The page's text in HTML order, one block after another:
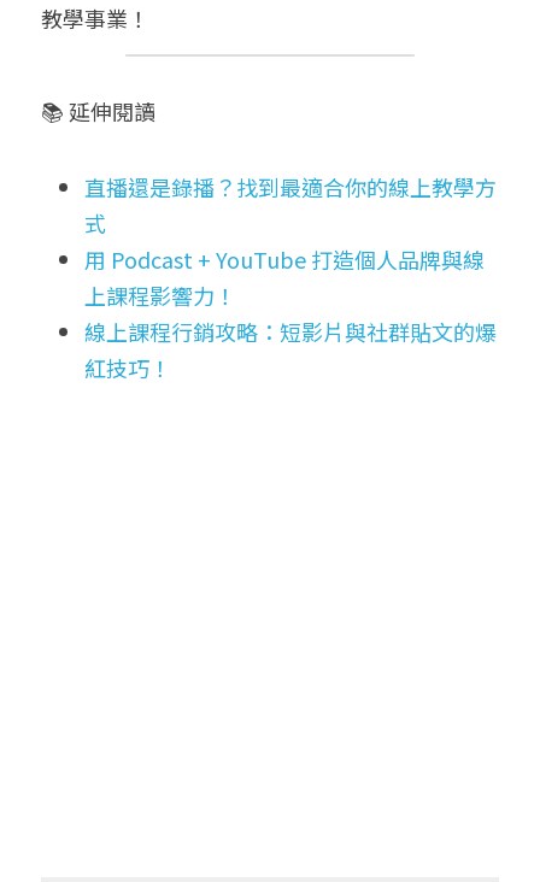
教學事業！
📚 延伸閱讀
直播還是錄播？找到最適合你的線上教學方
式
用 Podcast + YouTube 打造個人品牌與線
上課程影響力！
線上課程行銷攻略：短影片與社群貼文的爆
紅技巧！